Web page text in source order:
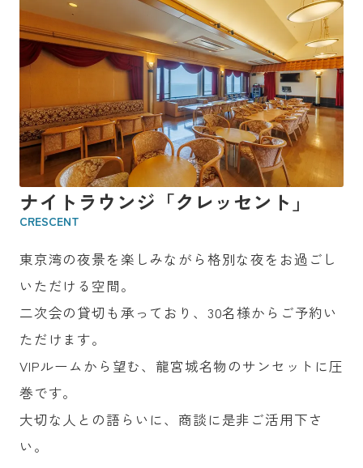
ナイトラウンジ「クレッセント」
CRESCENT
東京湾の夜景を楽しみながら格別な夜をお過ごし
いただける空間。
二次会の貸切も承っており、30名様からご予約い
ただけます。
VIPルームから望む、龍宮城名物のサンセットに圧
巻です。
大切な人との語らいに、商談に是非ご活用下さ
い。